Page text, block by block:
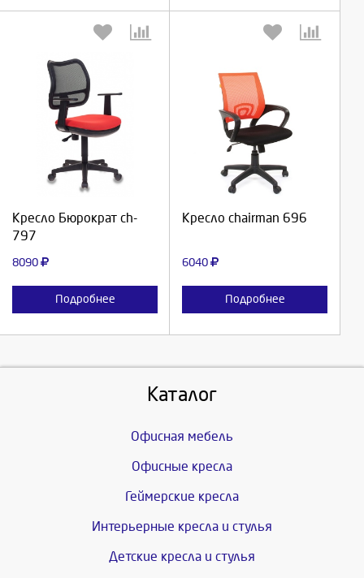
Кресло Бюрократ ch-
797
8090
Подробнее
Выберите количество:
Кресло chairman 696
6040
Подробнее
Выберите количество:
Каталог
Офисная мебель
Офисные кресла
Геймерские кресла
Интерьерные кресла и стулья
Детские кресла и стулья